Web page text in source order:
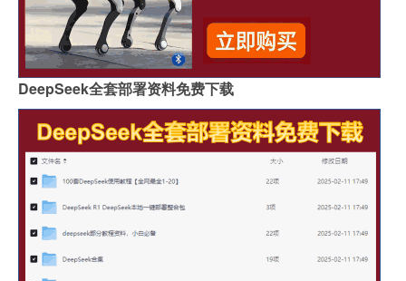
DeepSeek全套部署资料免费下载